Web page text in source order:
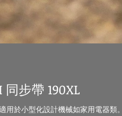
同步帶 190XL
於小型化設計機械如家用電器類。